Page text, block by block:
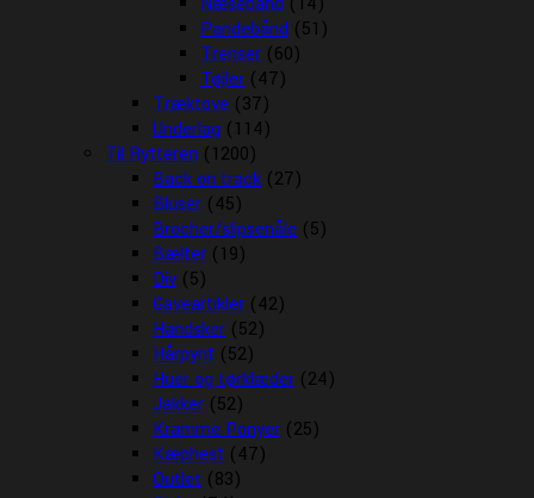
Pandebånd (51)
Trenser (60)
Tøjler (47)
Træktove (37)
Underlag (114)
Til Rytteren (1200)
Back on track (27)
Bluser (45)
Brocher/slipsenåle (5)
Bælter (19)
Div (5)
Gaveartikler (42)
Handsker (52)
Hårpynt (52)
Huer og tørklæder (24)
Jakker (52)
Kramme Ponyer (25)
Kæphest (47)
Outlet (83)